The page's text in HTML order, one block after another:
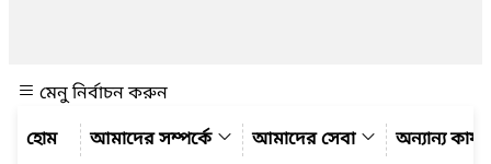
মেনু নির্বাচন করুন
আমাদের সম্পর্কে
আমাদের সেবা অন্যান্য